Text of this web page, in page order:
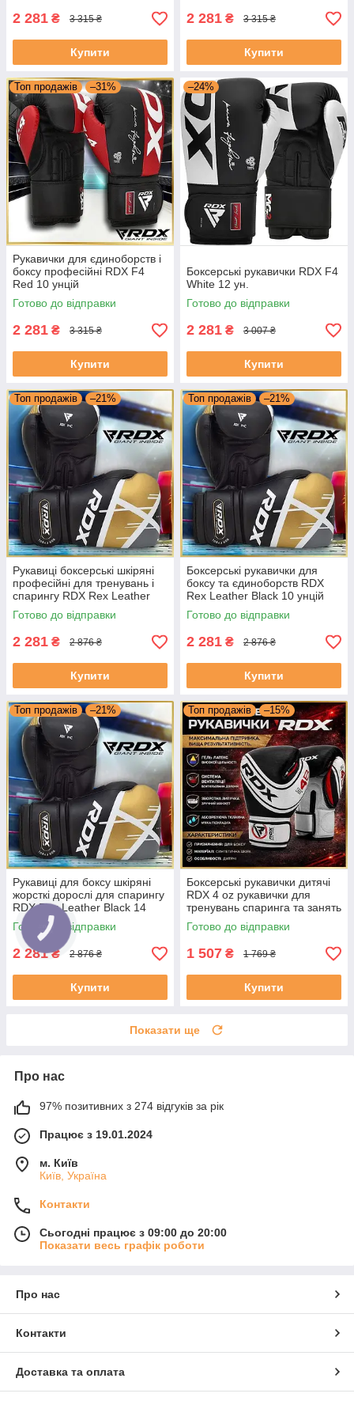
2 281 ₴ 3 315 ₴
Купити
2 281 ₴ 3 315 ₴
Купити
Топ продажів –31%
Рукавички для єдиноборств і
боксу професійні RDX F4
Red 10 унцій
Готово до відправки
2 281 ₴ 3 315 ₴
Купити
–24%
Боксерські рукавички RDX F4
White 12 ун.
Готово до відправки
2 281 ₴ 3 007 ₴
Купити
Топ продажів –21%
Рукавиці боксерські шкіряні
професійні для тренувань і
спарингу RDX Rex Leather
Black 8 унцій
Готово до відправки
2 281 ₴ 2 876 ₴
Купити
Топ продажів –21%
Боксерські рукавички для
боксу та єдиноборств RDX
Rex Leather Black 10 унцій
Готово до відправки
2 281 ₴ 2 876 ₴
Купити
Топ продажів –21%
Рукавиці для боксу шкіряні
жорсткі дорослі для спарингу
RDX Rex Leather Black 14
унцій
Готово до відправки
2 281₴ 2 876 ₴
Купити
Топ продажів –15%
Боксерські рукавички дитячі
RDX 4 oz рукавички для
тренувань спаринга та занять
боксом
Готово до відправки
1 507 ₴ 1 769 ₴
Купити
Показати ще
Про нас
97% позитивних з 274 відгуків за рік
Працює з 19.01.2024
м. Київ
Київ, Україна
Контакти
Сьогодні працює з 09:00 до 20:00
Показати весь графік роботи
Про нас
Контакти
Доставка та оплата